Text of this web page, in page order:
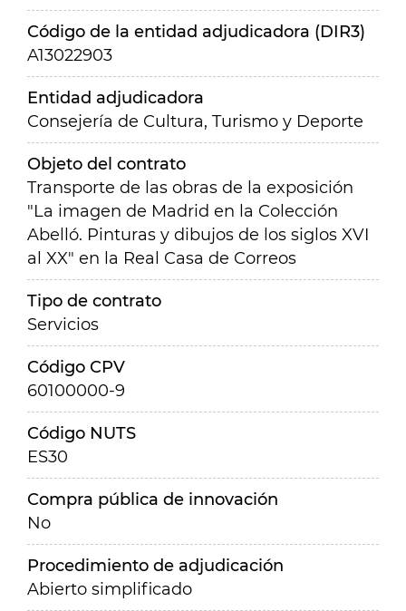
Código de la entidad adjudicadora (DIR3)
A13022903
Entidad adjudicadora
Consejería de Cultura, Turismo y Deporte
Objeto del contrato
Transporte de las obras de la exposición
"La imagen de Madrid en la Colección
Abelló. Pinturas y dibujos de los siglos XVI
al XX" en la Real Casa de Correos
Tipo de contrato
Servicios
Código CPV
60100000-9
Código NUTS
ES30
Compra pública de innovación
No
Procedimiento de adjudicación
Abierto simplificado